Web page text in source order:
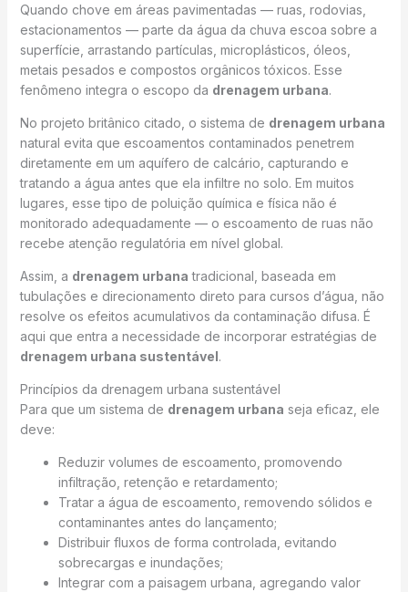
Quando chove em áreas pavimentadas — ruas, rodovias,
estacionamentos — parte da água da chuva escoa sobre a
superfície, arrastando partículas, microplásticos, óleos,
metais pesados e compostos orgânicos tóxicos. Esse
fenômeno integra o escopo da drenagem urbana.
No projeto britânico citado, o sistema de drenagem urbana
natural evita que escoamentos contaminados penetrem
diretamente em um aquífero de calcário, capturando e
tratando a água antes que ela infiltre no solo. Em muitos
lugares, esse tipo de poluição química e física não é
monitorado adequadamente — o escoamento de ruas não
recebe atenção regulatória em nível global.
Assim, a drenagem urbana tradicional, baseada em
tubulações e direcionamento direto para cursos d’água, não
resolve os efeitos acumulativos da contaminação difusa. É
aqui que entra a necessidade de incorporar estratégias de
drenagem urbana sustentável.
Princípios da drenagem urbana sustentável
Para que um sistema de drenagem urbana seja eficaz, ele
deve:
Reduzir volumes de escoamento, promovendo
infiltração, retenção e retardamento;
Tratar a água de escoamento, removendo sólidos e
contaminantes antes do lançamento;
Distribuir fluxos de forma controlada, evitando
sobrecargas e inundações;
Integrar com a paisagem urbana, agregando valor